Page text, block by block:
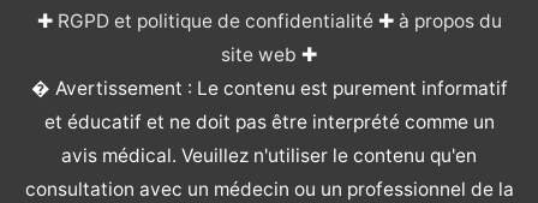
✚ RGPD et politique de confidentialité✚ à propos du
site web ✚
� Avertissement : Le contenu est purement informatif
et éducatif et ne doit pas être interprété comme un
avis médical. Veuillez n'utiliser le contenu qu'en
consultation avec un médecin ou un professionnel de la